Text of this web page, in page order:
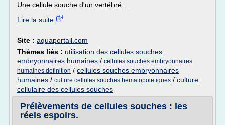
Une cellule souche d'un vertébré...
Lire la suite
Site : aquaportail.com
Thèmes liés : utilisation des cellules souches
embryonnaires humaines / cellules souches embryonnaires
humaines definition / cellules souches embryonnaires
humaines / culture cellules souches hematopoietiques / culture
cellulaire des cellules souches
Prélèvements de cellules souches : les
réels espoirs.